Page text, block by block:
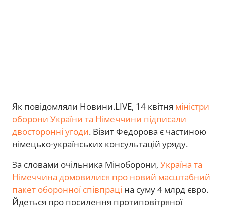
Як повідомляли Новини.LIVE, 14 квітня міністри
оборони України та Німеччини підписали
двосторонні угоди. Візит Федорова є частиною
німецько-українських консультацій уряду.
За словами очільника Міноборони, Україна та
Німеччина домовилися про новий масштабний
пакет оборонної співпраці на суму 4 млрд євро.
Йдеться про посилення протиповітряної